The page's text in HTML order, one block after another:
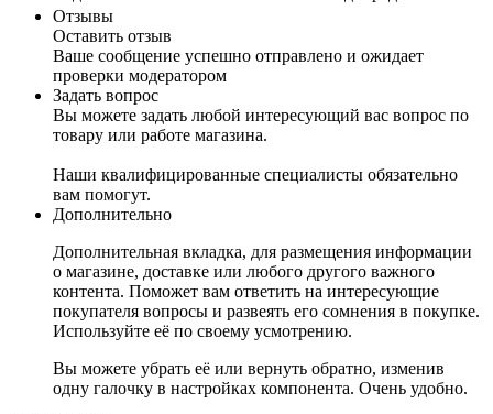
Отзывы
Оставить отзыв
Ваше сообщение успешно отправлено и ожидает
проверки модератором
Задать вопрос
Вы можете задать любой интересующий вас вопрос по
товару или работе магазина.
Наши квалифицированные специалисты обязательно
вам помогут.
Дополнительно
Дополнительная вкладка, для размещения информации
о магазине, доставке или любого другого важного
контента. Поможет вам ответить на интересующие
покупателя вопросы и развеять его сомнения в покупке.
Используйте её по своему усмотрению.
Вы можете убрать её или вернуть обратно, изменив
одну галочку в настройках компонента. Очень удобно.